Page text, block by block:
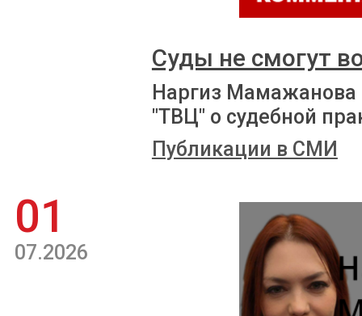
Суды не смогут
Наргиз Мамажанова
"ТВЦ" о судебной
Публикации в СМИ
01
07.2026